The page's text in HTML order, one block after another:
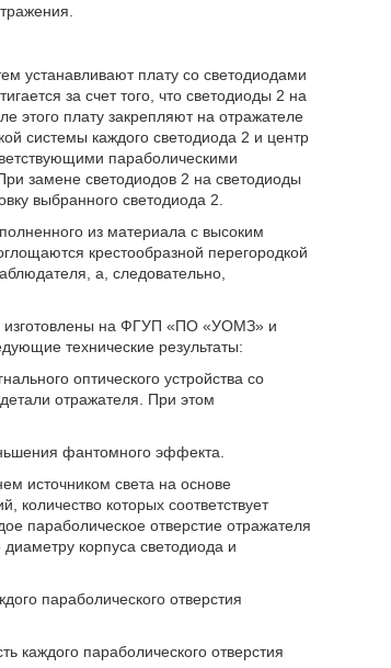
устанавливают плату со светодиодами
за счет того, что светодиоды 2 на
этого плату закрепляют на отражателе
системы каждого светодиода 2 и центр
параболическими
замене светодиодов 2 на светодиоды
выбранного светодиода 2.
из материала с высоким
крестообразной перегородкой
а, следовательно,
изготовлены на ФГУП «ПО «УОМЗ» и
технические результаты:
оптического устройства со
отражателя. При этом
фантомного эффекта.
источником света на основе
количество которых соответствует
параболическое отверстие отражателя
корпуса светодиода и
параболического отверстия
каждого параболического отверстия